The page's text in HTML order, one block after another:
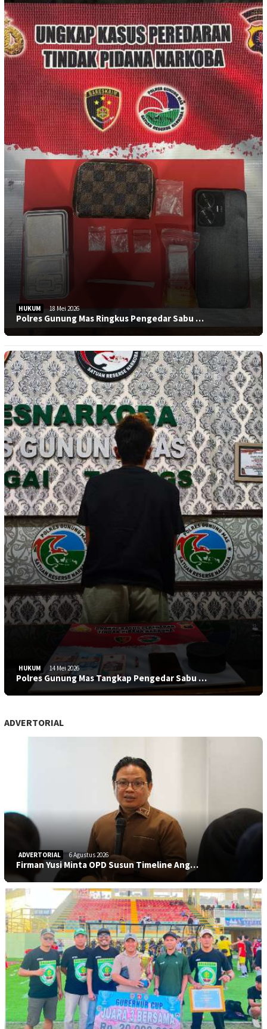
HUKUM 18 Mei 2026
Polres Gunung Mas Ringkus Pengedar Sabu …
HUKUM 14 Mei 2026
Polres Gunung Mas Tangkap Pengedar Sabu …
ADVERTORIAL
ADVERTORIAL 6 Agustus 2026
Firman Yusi Minta OPD Susun Timeline Ang…